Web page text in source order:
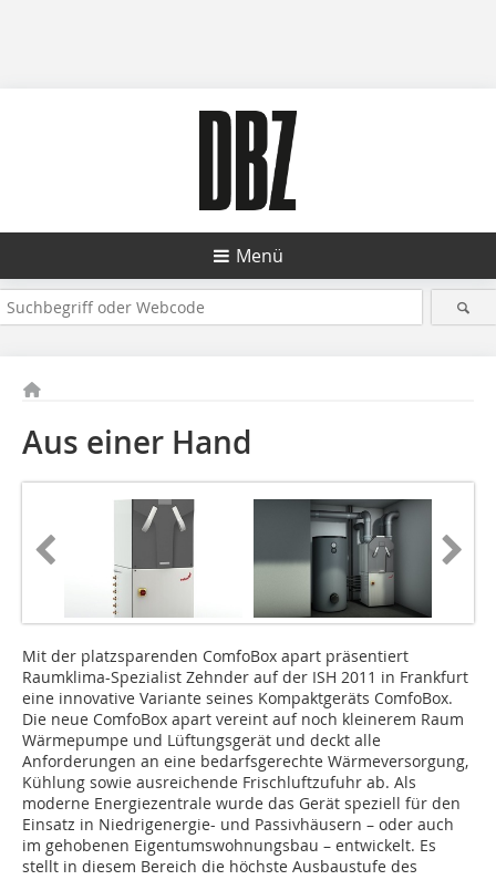
Menü
Aus einer Hand
Mit der platzsparenden ComfoBox apart präsentiert
Raumklima-Spezialist Zehnder auf der ISH 2011 in Frankfurt
eine innovative Variante seines Kompaktgeräts ComfoBox.
Die neue ComfoBox apart vereint auf noch kleinerem Raum
Wärmepumpe und Lüftungsgerät und deckt alle
Anforderungen an eine bedarfsgerechte Wärmeversorgung,
Kühlung sowie ausreichende Frischluftzufuhr ab. Als
moderne Energiezentrale wurde das Gerät speziell für den
Einsatz in Niedrigenergie- und Passivhäusern – oder auch
im gehobenen Eigentumswohnungsbau – entwickelt. Es
stellt in diesem Bereich die höchste Ausbaustufe des